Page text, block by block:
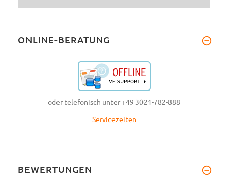
ONLINE-BERATUNG
oder telefonisch unter +49 3021-782-888
Servicezeiten
BEWERTUNGEN